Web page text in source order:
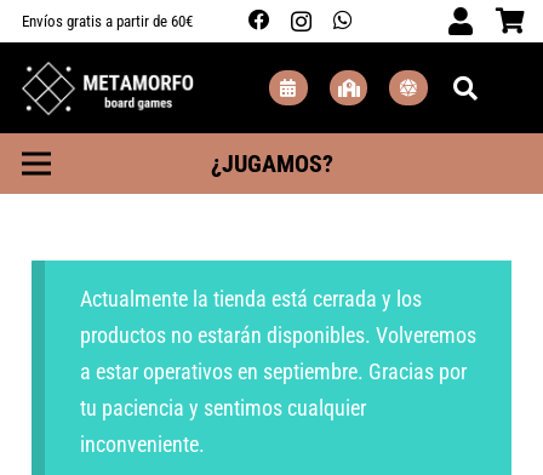
Envíos gratis a partir de 60€
¿JUGAMOS?
Actualmente la tienda está cerrada y los
productos no estarán disponibles. Volveremos
a estar operativos en septiembre. Gracias por
tu paciencia y sentimos cualquier
inconveniente.